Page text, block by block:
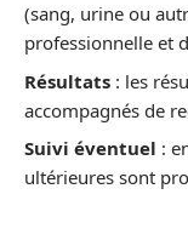
(sang, urine ou
professionnelle et
Résultats : les
accompagnés de
Suivi éventuel :
ultérieures sont